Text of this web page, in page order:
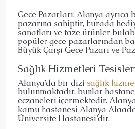
Gece Pazarları: Alanya ayrıca
pazarına sahiptir, burada
sanatları ve taze ürünler
popüler gece pazarlarından
Büyük Çarşı Gece Pazarı ve
Sağlık Hizmetleri
Alanya’da bir dizi sağlık
bulunmaktadır, bunlar
eczaneleri içermektedir.
kamu hastanesi Alanya
Üniversite Hastanesi’dir.